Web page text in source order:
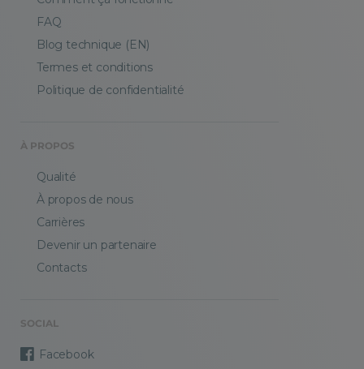
FAQ
Blog technique (EN)
Termes et conditions
Politique de confidentialité
À PROPOS
Qualité
À propos de nous
Carrières
Devenir un partenaire
Contacts
SOCIAL
Facebook